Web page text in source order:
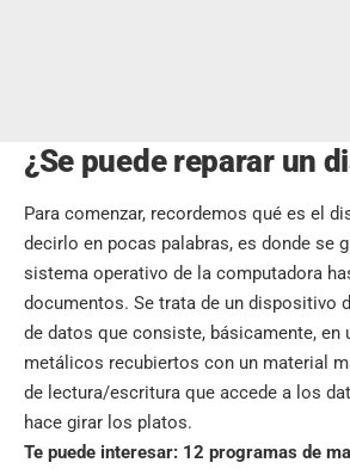
¿Se puede reparar un
Para comenzar, recordemos qué es el
decirlo en pocas palabras, es donde se
sistema operativo de la computadora
documentos. Se trata de un dispositivo
de datos que consiste, básicamente, en
metálicos recubiertos con un material
de lectura/escritura que accede a los
hace girar los platos.
Te puede interesar: 12 programas de